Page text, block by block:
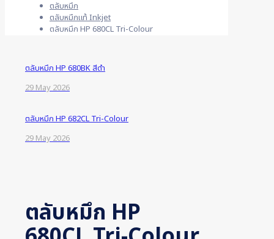
ตลับหมึก
ตลับหมึกแท้ Inkjet
ตลับหมึก HP 680CL Tri-Colour
ตลับหมึก HP 680BK สีดำ
29 May 2026
ตลับหมึก HP 682CL Tri-Colour
29 May 2026
ตลับหมึก HP